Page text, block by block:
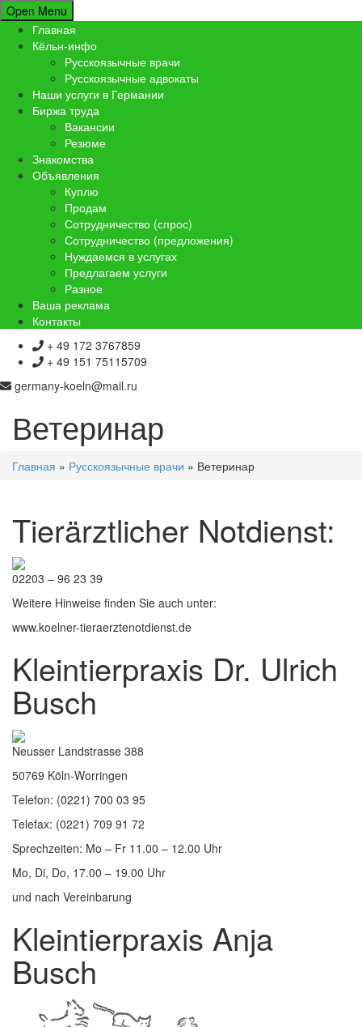
Open Menu
Главная
Кёльн-инфо
Русскоязычные врачи
Русскоязычные адвокаты
Наши услуги в Германии
Биржа труда
Вакансии
Резюме
Знакомства
Объявления
Куплю
Продам
Сотрудничество (спрос)
Сотрудничество (предложения)
Нуждаемся в услугах
Предлагаем услуги
Разное
Ваша реклама
Контакты
+ 49 172 3767859
+ 49 151 75115709
germany-koeln@mail.ru
Ветеринар
Главная » Русскоязычные врачи » Ветеринар
Tierärztlicher Notdienst:
02203 – 96 23 39
Weitere Hinweise finden Sie auch unter:
www.koelner-tieraerztenotdienst.de
Kleintierpraxis Dr. Ulrich
Busch
Neusser Landstrasse 388
50769 Köln-Worringen
Telefon: (0221) 700 03 95
Telefax: (0221) 709 91 72
Sprechzeiten: Mo – Fr 11.00 – 12.00 Uhr
Mo, Di, Do, 17.00 – 19.00 Uhr
und nach Vereinbarung
Kleintierpraxis Anja
Busch